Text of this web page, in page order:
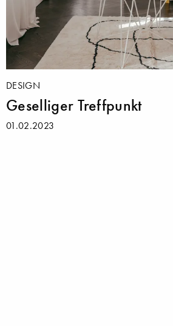
DESIGN
Geselliger Treffpunkt
01.02.2023